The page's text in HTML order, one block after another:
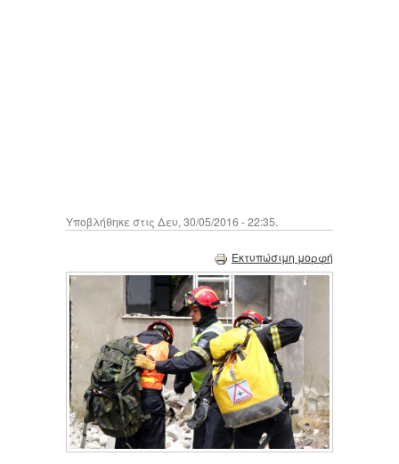
Υποβλήθηκε στις Δευ, 30/05/2016 - 22:35.
Εκτυπώσιμη μορφή